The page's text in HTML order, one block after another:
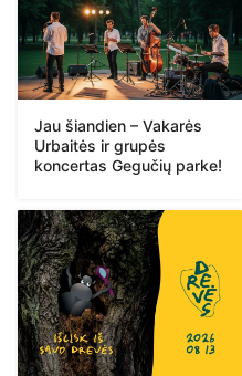
Jau šiandien – Vakarės
Urbaitės ir grupės
koncertas Gegučių parke!